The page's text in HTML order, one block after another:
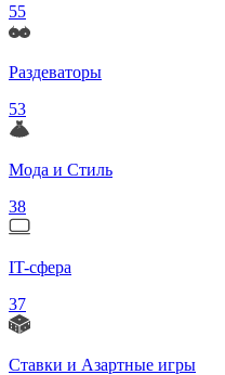
55
Раздеваторы
53
Мода и Стиль
38
IT-сфера
37
Ставки и Азартные игры